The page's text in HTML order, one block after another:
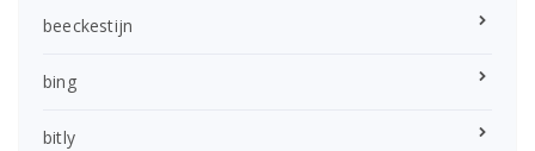
beeckestijn
bing
bitly